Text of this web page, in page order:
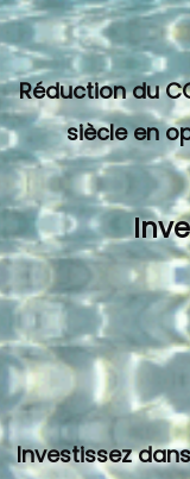
Réduction du
siècle en
Investissez